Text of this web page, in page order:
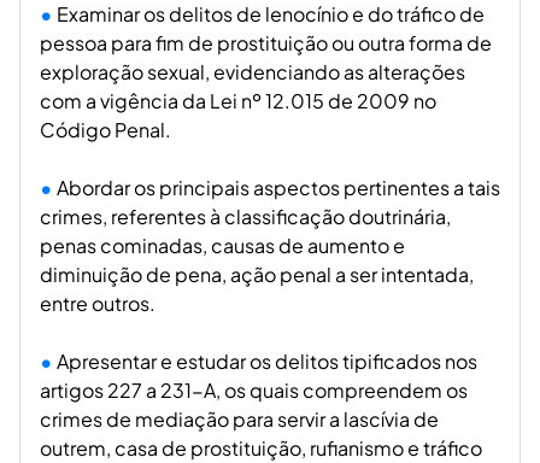
Examinar os delitos de lenocínio e do tráfico de
pessoa para fim de prostituição ou outra forma de
exploração sexual, evidenciando as alterações
com a vigência da Lei nº 12.015 de 2009 no
Código Penal.
Abordar os principais aspectos pertinentes a tais
crimes, referentes à classificação doutrinária,
penas cominadas, causas de aumento e
diminuição de pena, ação penal a ser intentada,
entre outros.
Apresentar e estudar os delitos tipificados nos
artigos 227 a 231-A, os quais compreendem os
crimes de mediação para servir a lascívia de
outrem, casa de prostituição, rufianismo e tráfico